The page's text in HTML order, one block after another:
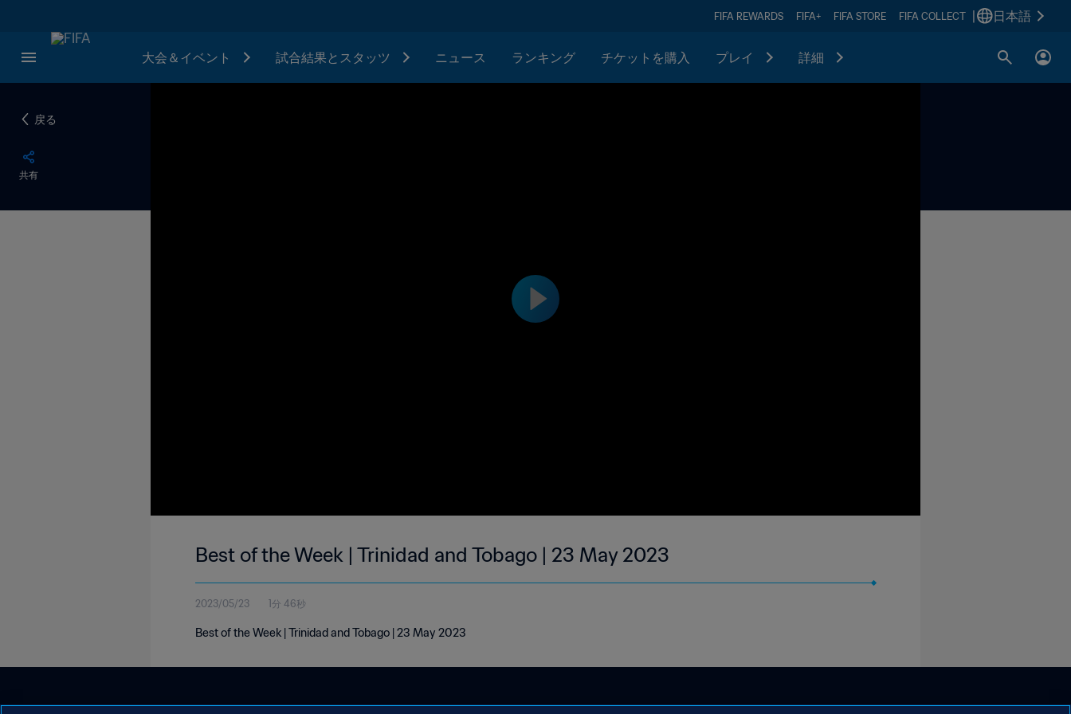
FIFA REWARDS FIFA+ FIFA STORE FIFA COLLECT 日本語
大会＆イベント 試合結果とスタッツ ニュース ランキング チケットを購入 プレイ 詳細
戻る
共有
Best of the Week | Trinidad and Tobago | 23 May 2023
2023/05/23 1分 46秒
Best of the Week | Trinidad and Tobago | 23 May 2023